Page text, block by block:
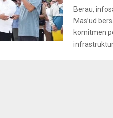
Berau,
Mas’ud
komitmen
infrastruktur